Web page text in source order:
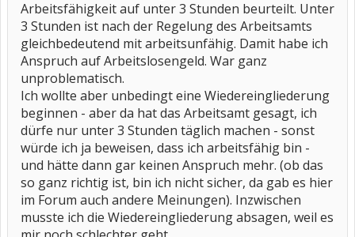
Arbeitsfähigkeit auf unter 3 Stunden beurteilt. Unter
3 Stunden ist nach der Regelung des Arbeitsamts
gleichbedeutend mit arbeitsunfähig. Damit habe ich
Anspruch auf Arbeitslosengeld. War ganz
unproblematisch.
Ich wollte aber unbedingt eine Wiedereingliederung
beginnen - aber da hat das Arbeitsamt gesagt, ich
dürfe nur unter 3 Stunden täglich machen - sonst
würde ich ja beweisen, dass ich arbeitsfähig bin -
und hätte dann gar keinen Anspruch mehr. (ob das
so ganz richtig ist, bin ich nicht sicher, da gab es hier
im Forum auch andere Meinungen). Inzwischen
musste ich die Wiedereingliederung absagen, weil es